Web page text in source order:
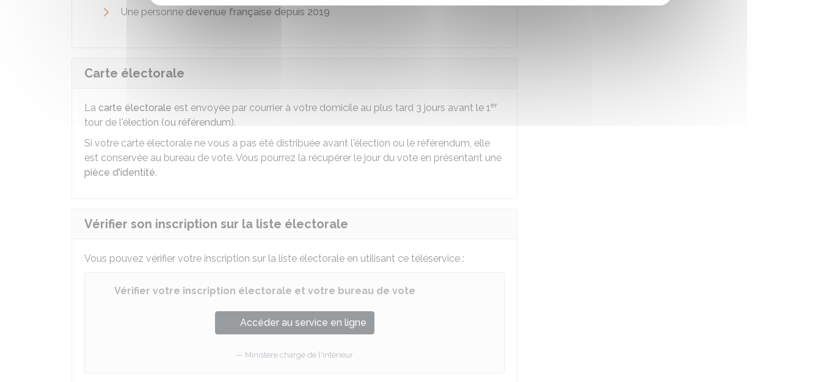
Une personne devenue française depuis 2019
Carte électorale
La carte électorale est envoyée par courrier à votre domicile au plus tard 3 jours avant le 1er
tour de l'élection (ou référendum).
Si votre carte électorale ne vous a pas été distribuée avant l'élection ou le référendum, elle
est conservée au bureau de vote. Vous pourrez la récupérer le jour du vote en présentant une
pièce d'identité.
Vérifier son inscription sur la liste électorale
Vous pouvez vérifier votre inscription sur la liste électorale en utilisant ce téléservice :
Vérifier votre inscription électorale et votre bureau de vote
Accéder au service en ligne
Ministère chargé de l'intérieur